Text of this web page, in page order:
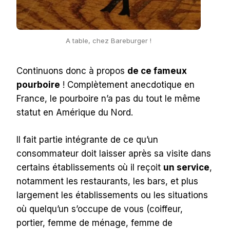
A table, chez Bareburger !
Continuons donc à propos de ce fameux
pourboire ! Complètement anecdotique en
France, le pourboire n’a pas du tout le même
statut en Amérique du Nord.
Il fait partie intégrante de ce qu’un
consommateur doit laisser après sa visite dans
certains établissements où il reçoit un service,
notamment les restaurants, les bars, et plus
largement les établissements ou les situations
où quelqu’un s’occupe de vous (coiffeur,
portier, femme de ménage, femme de